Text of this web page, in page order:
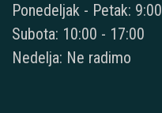
Ponedeljak - Petak:
Subota: 10:00 - 17:00
Nedelja: Ne radimo